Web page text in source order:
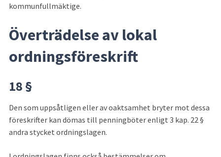
kommunfullmäktige.
Överträdelse av lokal
ordningsföreskrift
18 §
Den som uppsåtligen eller av oaktsamhet bryter mot dessa
föreskrifter kan dömas till penningböter enligt 3 kap. 22 §
andra stycket ordningslagen.